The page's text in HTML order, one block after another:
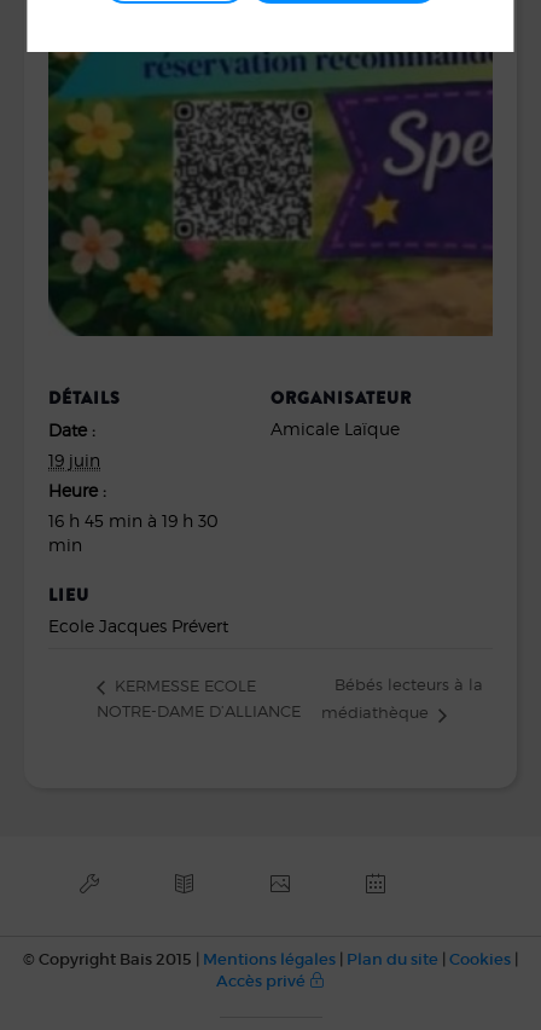
DÉTAILS
Date :
19 juin
Heure :
16 h 45 min à 19 h 30
min
LIEU
Ecole Jacques Prévert
ORGANISATEUR
Amicale Laïque
KERMESSE ECOLE
NOTRE-DAME D’ALLIANCE
Bébés lecteurs à la
médiathèque
© Copyright Bais 2015 | Mentions légales | Plan du site | Cookies |
Accès privé